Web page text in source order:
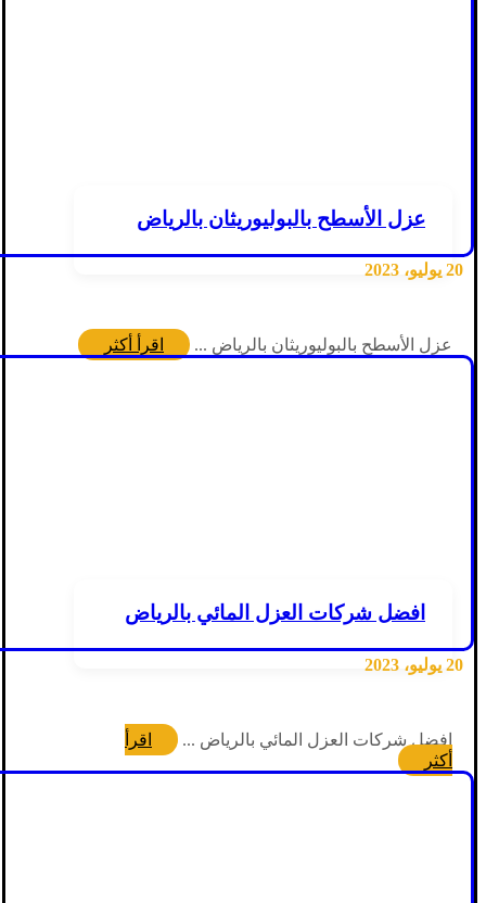
عزل الأسطح بالبوليوريثان بالرياض
20 يوليو، 2023
عزل الأسطح بالبوليوريثان بالرياض ... اقرأ أكثر
افضل شركات العزل المائي بالرياض
20 يوليو، 2023
افضل شركات العزل المائي بالرياض ...
اقرأ
أكثر